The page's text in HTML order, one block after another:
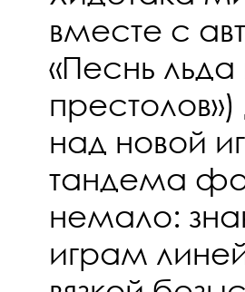
вместе с
«Песнь
над новой
тандема
немало:
играм